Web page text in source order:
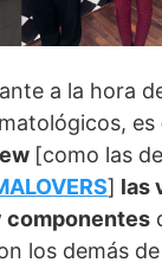
a la hora
es
[como las
] las
componentes
los demás